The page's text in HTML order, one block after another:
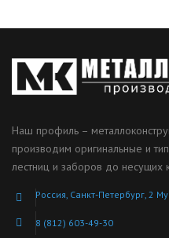
Наш профиль –
производим оригинальные и
лестниц и заборов до несущих
Россия, Санкт-Петербург, 2
8 (812) 603-49-30